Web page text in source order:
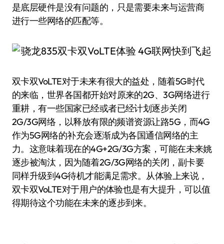
是底层硬件是没有问题的，只是需要未来与运营商
进行一些网络的匹配等。
双卡双VoLTE对于未来有很大的益处，随着5G时代
的来临，世界各国都开始对原来的2G、3G网络进行
重耕，有一些国家已经或者已经计划逐步关闭
2G/3G网络，以释放有限的频谱资源让路5G，而4G
作为5G网络的补充会逐渐成为各国通信网络的主
力。这意味着现在的4G+2G/3G方案，可能在未来姚
逐步被淘汰，因为随着2G/3G网络的关闭，副卡要
同样升级到4G待机才能满足需求。从体验上来说，
双卡双VoLTE对于用户的体验也是有大提升，可以值
得期待这个功能在未来的逐步到来。